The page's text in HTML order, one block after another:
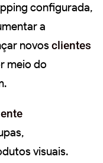
configurada,
a
novosclientes
meio do
visuais.